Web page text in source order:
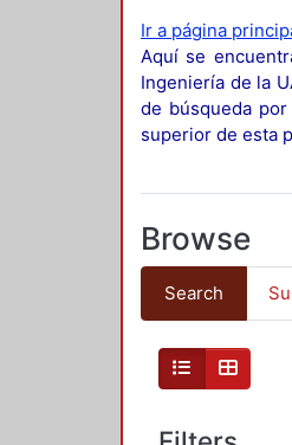
Ir a página
Aquí se
Ingeniería de la
de búsqueda
superior de esta
Browse
Search